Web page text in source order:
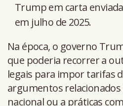
Trump em carta
em julho de 2025.
Na época, o governo
que poderia recorrer a
legais para impor tarifas
argumentos relacionados
nacional ou a práticas